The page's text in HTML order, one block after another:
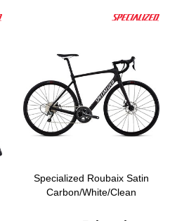
Specialized Roubaix Satin
Carbon/White/Clean